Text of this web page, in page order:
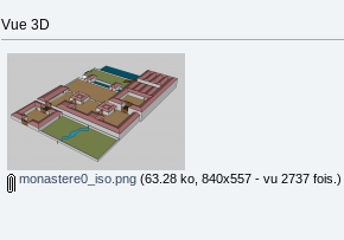
Vue 3D
monastere0_iso.png (63.28 ko, 840x557 - vu 2737 fois.)